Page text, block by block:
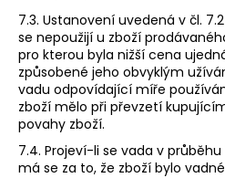
7.3. Ustanovení uvedená v čl.
se nepoužijí u zboží
pro kterou byla nižší cena
způsobené jeho obvyklým
vadu odpovídající míře
zboží mělo při převzetí
povahy zboží.
7.4. Projeví-li se vada v
má se za to, že zboží bylo